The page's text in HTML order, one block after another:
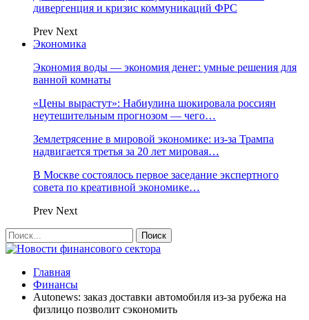
дивергенция и кризис коммуникаций ФРС
Prev Next
Экономика
Экономия воды — экономия денег: умные решения для
ванной комнаты
«Цены вырастут»: Набиулина шокировала россиян
неутешительным прогнозом — чего…
Землетрясение в мировой экономике: из-за Трампа
надвигается третья за 20 лет мировая…
В Москве состоялось первое заседание экспертного
совета по креативной экономике…
Prev Next
Главная
Финансы
Autonews: заказ доставки автомобиля из-за рубежа на
физлицо позволит сэкономить